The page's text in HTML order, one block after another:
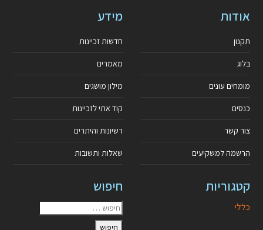
אודות
תקנון
בלוג
מומחים עונים
כנסים
צור קשר
הרשמה למשקיעים
מידע
חדשות זכיינות
מאמרים
מילון מושגים
קוד אתי לזכיינות
רשיונות והיתרים
שאלות ותשובות
קטגוריות
כללי
חיפוש